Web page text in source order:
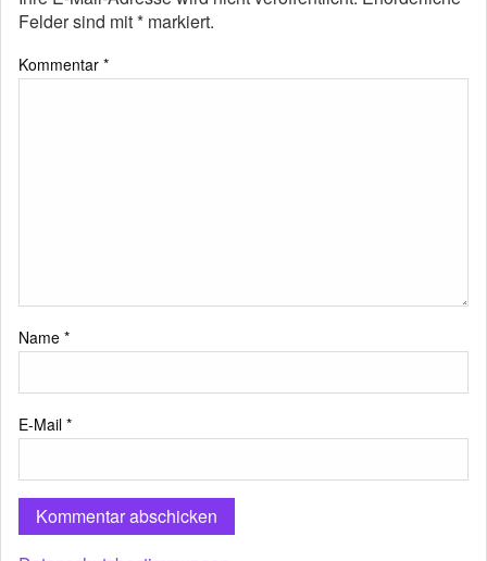
Felder sind mit* markiert.
Kommentar *
Name *
E-Mail *